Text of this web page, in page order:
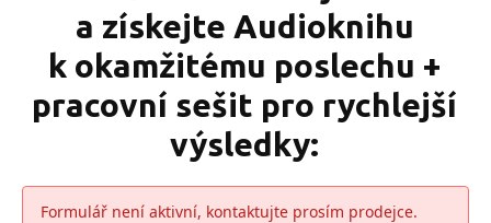
a získejte Audioknihu
k okamžitému poslechu +
pracovní sešit pro rychlejší
výsledky:
Formulář není aktivní, kontaktujte prosím prodejce.